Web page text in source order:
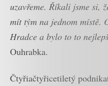
uzavřeme. Říkali jsme si,
mít tým na jednom místě.
Hradce a bylo to to
Ouhrabka.
Čtyřiačtyřicetiletý